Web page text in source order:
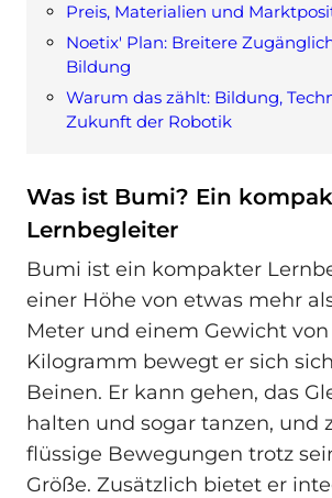
Preis, Materialien und
Noetix' Plan: Breitere
Bildung
Warum das zählt: Bildung,
Zukunft der Robotik
Was ist Bumi? Ein
Lernbegleiter
Bumi ist ein kompakter
einer Höhe von etwas mehr
Meter und einem Gewicht von
Kilogramm bewegt er sich
Beinen. Er kann gehen, das
halten und sogar tanzen, und
flüssige Bewegungen trotz
Größe. Zusätzlich bietet er